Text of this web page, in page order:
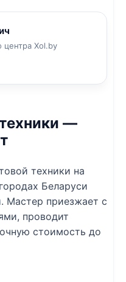
центра Xol.by
—
техники на
Беларуси
Мастер приезжает с
проводит
стоимость до